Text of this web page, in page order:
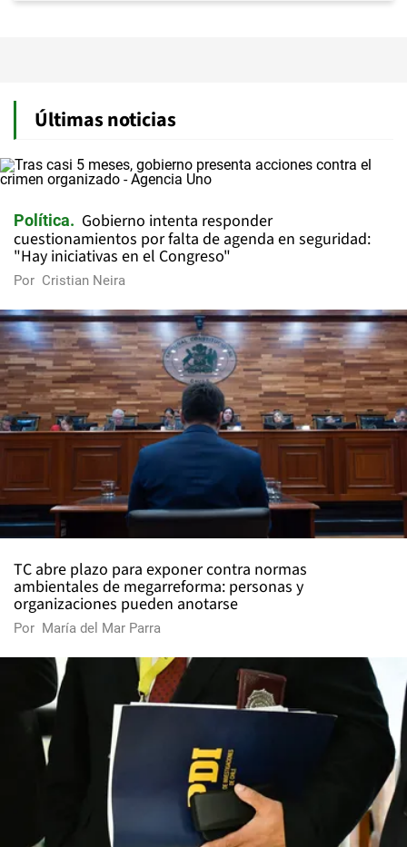
Últimas noticias
Política
Gobierno intenta responder
cuestionamientos por falta de agenda en seguridad:
"Hay iniciativas en el Congreso"
Por Cristian Neira
TC abre plazo para exponer contra normas
ambientales de megarreforma: personas y
organizaciones pueden anotarse
Por María del Mar Parra